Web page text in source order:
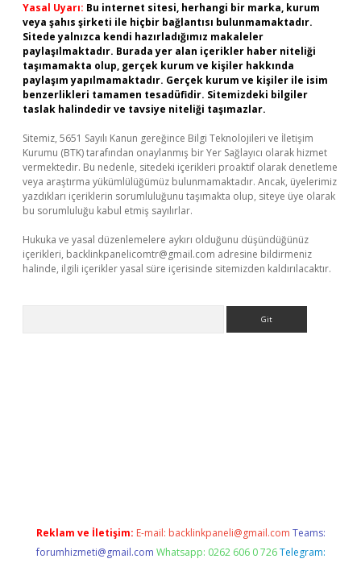
Yasal Uyarı: Bu internet sitesi, herhangi bir marka, kurum
veya şahıs şirketi ile hiçbir bağlantısı bulunmamaktadır.
Sitede yalnızca kendi hazırladığımız makaleler
paylaşılmaktadır. Burada yer alan içerikler haber niteliği
taşımamakta olup, gerçek kurum ve kişiler hakkında
paylaşım yapılmamaktadır. Gerçek kurum ve kişiler ile isim
benzerlikleri tamamen tesadüfidir. Sitemizdeki bilgiler
taslak halindedir ve tavsiye niteliği taşımazlar.
Sitemiz, 5651 Sayılı Kanun gereğince Bilgi Teknolojileri ve İletişim
Kurumu (BTK) tarafından onaylanmış bir Yer Sağlayıcı olarak hizmet
vermektedir. Bu nedenle, sitedeki içerikleri proaktif olarak denetleme
veya araştırma yükümlülüğümüz bulunmamaktadır. Ancak, üyelerimiz
yazdıkları içeriklerin sorumluluğunu taşımakta olup, siteye üye olarak
bu sorumluluğu kabul etmiş sayılırlar.
Hukuka ve yasal düzenlemelere aykırı olduğunu düşündüğünüz
içerikleri, backlinkpanelicomtr@gmail.com adresine bildirmeniz
halinde, ilgili içerikler yasal süre içerisinde sitemizden kaldırılacaktır.
Reklam ve İletişim: E-mail: backlinkpaneli@gmail.com Teams:
forumhizmeti@gmail.com Whatsapp: 0262 606 0 726 Telegram: